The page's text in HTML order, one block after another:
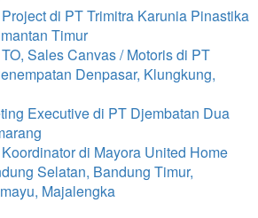
di PT Trimitra Karunia Pinastika
Timur
Sales Canvas / Motoris di PT
Denpasar, Klungkung,
Executive di PT Djembatan Dua
di Mayora United Home
Selatan, Bandung Timur,
Majalengka